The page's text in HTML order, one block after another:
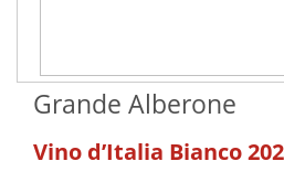
Grande Alberone
Vino d’Italia Bianco